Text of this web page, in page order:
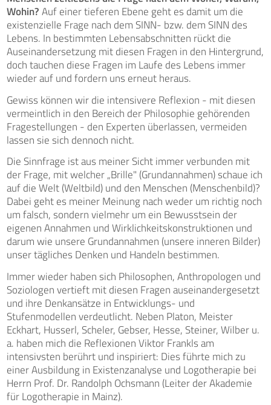
Wohin?Auf einer tieferen Ebene geht es damit um die
existenzielle Frage nach dem SINN- bzw. dem SINN des
Lebens. In bestimmten Lebensabschnitten rückt die
Auseinandersetzung mit diesen Fragen in den Hintergrund,
doch tauchen diese Fragen im Laufe des Lebens immer
wieder auf und fordern uns erneut heraus.
Gewiss können wir die intensivere Reflexion - mit diesen
vermeintlich in den Bereich der Philosophie gehörenden
Fragestellungen - den Experten überlassen, vermeiden
lassen sie sich dennoch nicht.
Die Sinnfrage ist aus meiner Sicht immer verbunden mit
der Frage, mit welcher „Brille" (Grundannahmen) schaue ich
auf die Welt (Weltbild) und den Menschen (Menschenbild)?
Dabei geht es meiner Meinung nach weder um richtig noch
um falsch, sondern vielmehr um ein Bewusstsein der
eigenen Annahmen und Wirklichkeitskonstruktionen und
darum wie unsere Grundannahmen (unsere inneren Bilder)
unser tägliches Denken und Handeln bestimmen.
Immer wieder haben sich Philosophen, Anthropologen und
Soziologen vertieft mit diesen Fragen auseinandergesetzt
und ihre Denkansätze in Entwicklungs- und
Stufenmodellen verdeutlicht. Neben Platon, Meister
Eckhart, Husserl, Scheler, Gebser, Hesse, Steiner, Wilber u.
a. haben mich die Reflexionen Viktor Frankls am
intensivsten berührt und inspiriert: Dies führte mich zu
einer Ausbildung in Existenzanalyse und Logotherapie bei
Herrn Prof. Dr. Randolph Ochsmann (Leiter der Akademie
für Logotherapie in Mainz).